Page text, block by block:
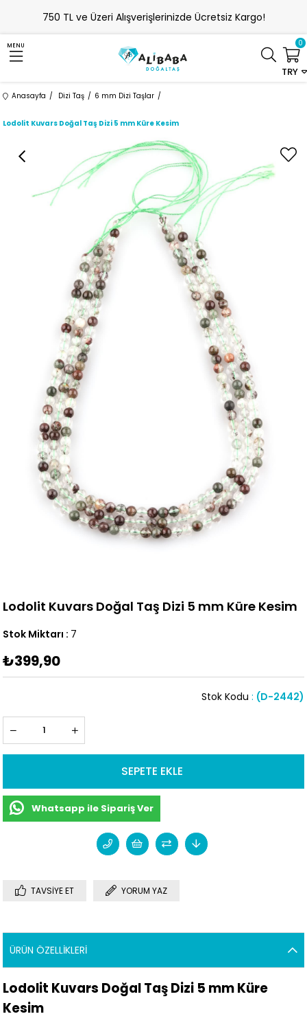
750 TL ve Üzeri Alışverişlerinizde Ücretsiz Kargo!
MENU
TRY
0
Anasayfa Dizi Taş 6 mm Dizi Taşlar
Lodolit Kuvars Doğal Taş Dizi 5 mm Küre Kesim
Lodolit Kuvars Doğal Taş Dizi 5 mm Küre Kesim
Stok Miktarı : 7
₺399,90
(D-2442)
Stok Kodu
Whatsapp ile Sipariş Ver
TAVSIYE ET YORUM YAZ
ÜRÜN ÖZELLIKLERI
Lodolit Kuvars Doğal Taş Dizi 5 mm Küre
Kesim